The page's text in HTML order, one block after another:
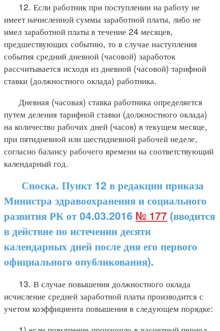
12. Если работник при поступлении на работу не
имеет начисленной суммы заработной платы, либо не
имел заработной платы в течение 24 месяцев,
предшествующих событию, то в случае наступления
события средний дневной (часовой) заработок
рассчитывается исходя из дневной (часовой) тарифной
ставки (должностного оклада) работника.
Дневная (часовая) ставка работника определяется
путем деления тарифной ставки (должностного оклада)
на количество рабочих дней (часов) в текущем месяце,
при пятидневной или шестидневной рабочей неделе,
согласно балансу рабочего времени на соответствующий
календарный год.
Сноска. Пункт 12 в редакции приказа
Министра здравоохранения и социального
развития РК от 04.03.2016 № 177 (вводится
в действие по истечении десяти
календарных дней после дня его первого
официального опубликования).
13. В случае повышения должностного оклада
исчисление средней заработной платы производится с
учетом коэффициента повышения в следующем порядке: